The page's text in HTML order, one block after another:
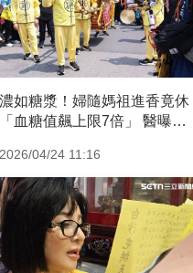
如糖漿！婦隨媽祖進香竟休
血糖值飆上限7倍」 醫曝原
2026/04/24 11:16